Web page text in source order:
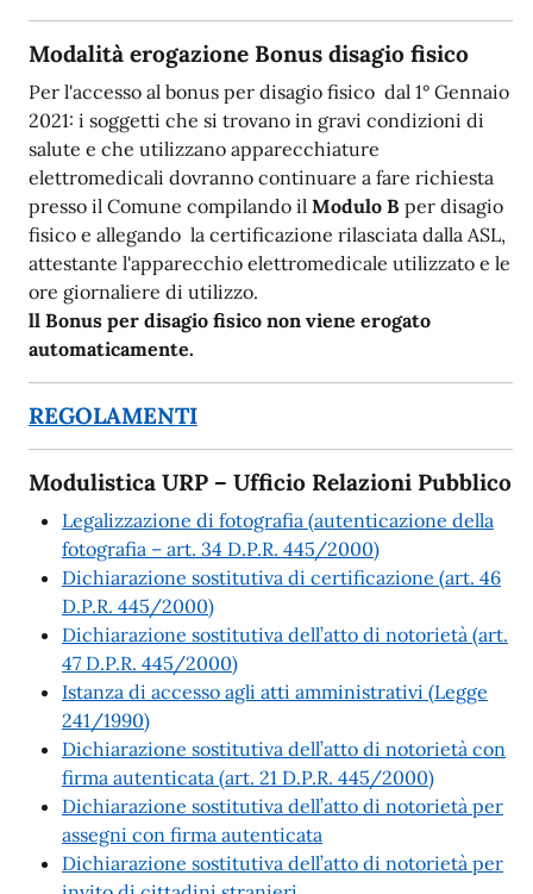
Modalità erogazione Bonus disagio fisico
Per l'accesso al bonus per disagio fisico dal 1° Gennaio
2021: i soggetti che si trovano in gravi condizioni di
salute e che utilizzano apparecchiature
elettromedicali dovranno continuare a fare richiesta
presso il Comune compilando il Modulo B per disagio
fisico e allegando la certificazione rilasciata dalla ASL,
attestante l'apparecchio elettromedicale utilizzato e le
ore giornaliere di utilizzo.
ll Bonus per disagio fisico non viene erogato
automaticamente.
REGOLAMENTI
Modulistica URP – Ufficio Relazioni Pubblico
Legalizzazione di fotografia (autenticazione della
fotografia – art. 34 D.P.R. 445/2000)
Dichiarazione sostitutiva di certificazione (art. 46
D.P.R. 445/2000)
Dichiarazione sostitutiva dell’atto di notorietà (art.
47 D.P.R. 445/2000)
Istanza di accesso agli atti amministrativi (Legge
241/1990)
Dichiarazione sostitutiva dell’atto di notorietà con
firma autenticata (art. 21 D.P.R. 445/2000)
Dichiarazione sostitutiva dell’atto di notorietà per
assegni con firma autenticata
Dichiarazione sostitutiva dell’atto di notorietà per